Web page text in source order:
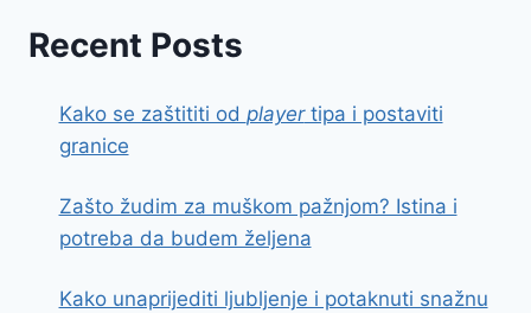
Recent Posts
Kako se zaštititi od playertipa i postaviti
granice
Zašto žudim za muškom pažnjom? Istina i
potreba da budem željena
Kako unaprijediti ljubljenje i potaknuti snažnu